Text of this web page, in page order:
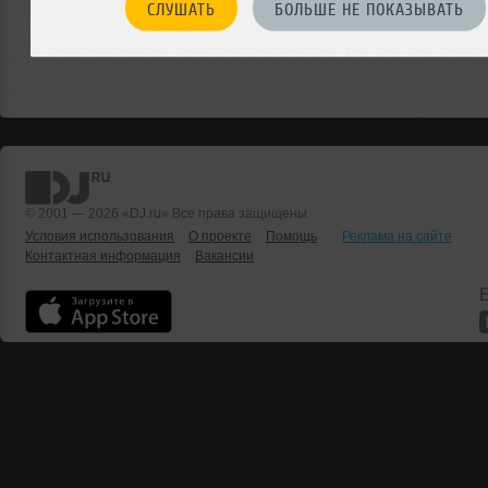
СЛУШАТЬ БОЛЬШЕ НЕ ПОКАЗЫВАТЬ
© 2001 — 2026 «DJ.ru» Все права защищены.
Условия использования
О проекте Помощь
Реклама на сайте
Контактная информация
Вакансии